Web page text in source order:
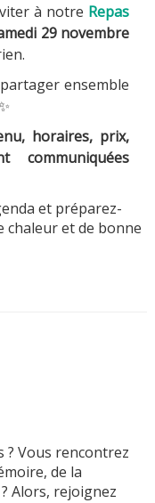
à notre Repas
29 novembre
ensemble
horaires, prix,
et préparez-
chaleur et de bonne
? Vous rencontrez
de la
Alors, rejoignez